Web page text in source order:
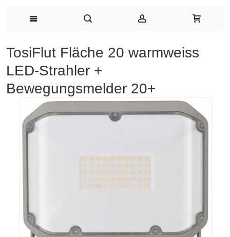
TosiFlut Fläche 20 warmweiss
LED-Strahler +
Bewegungsmelder 20+